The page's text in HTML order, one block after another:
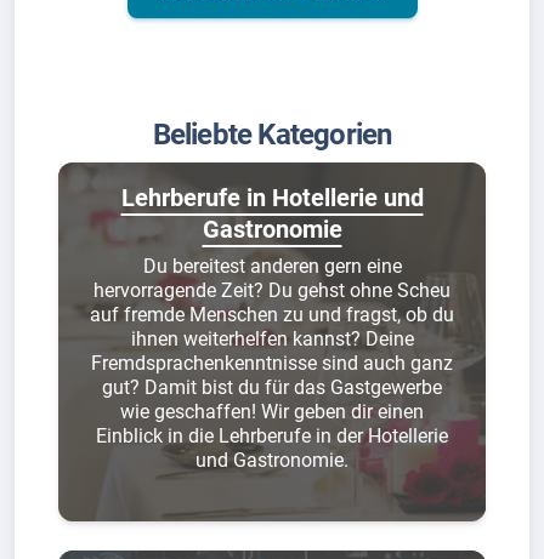
Beliebte Kategorien
Lehrberufe in Hotellerie und
Gastronomie
Du bereitest anderen gern eine
hervorragende Zeit? Du gehst ohne Scheu
auf fremde Menschen zu und fragst, ob du
ihnen weiterhelfen kannst? Deine
Fremdsprachenkenntnisse sind auch ganz
gut? Damit bist du für das Gastgewerbe
wie geschaffen! Wir geben dir einen
Einblick in die Lehrberufe in der Hotellerie
und Gastronomie.